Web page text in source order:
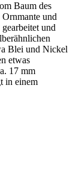
Baum des
und
und
Blei und Nickel
etwas
17 mm
in einem